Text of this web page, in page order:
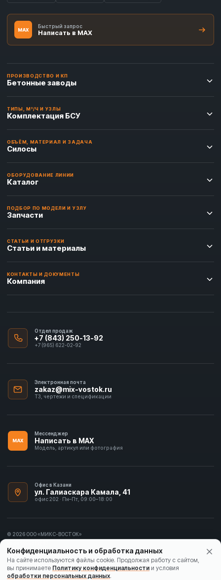
MAX
Быстрый запрос
Написать в MAX
ПРОИЗВОДСТВО И КП
Бетонные заводы
ТИПЫ, М³/Ч И УЗЛЫ
Комплектация БСУ
ОБЪЁМ, МАТЕРИАЛ И ЗАДАЧА
Силосы
ОБОРУДОВАНИЕ ЛИНИИ
Каталог
ПОДБОР ПО МОДЕЛИ И УЗЛУ
Запчасти
СТАТЬИ И ОТГРУЗКИ
Статьи и материалы
КОНТАКТЫ И ДОКУМЕНТЫ
Компания
Отдел продаж
+7 (843) 250-13-92
+7 (965) 622-02-92
Электронная почта
zakaz@mix-vostok.ru
ТЗ, чертежи и спецификации
MAX
Мессенджер
Написать в MAX
Модель, артикул или фотография
Офис в Казани
ул. Галиаскара Камала, 41
офис 202 · Пн–Пт, 09:00–18:00
© 2026 ООО «МИКС-ВОСТОК»
Политика конфиденциальности
Согласие на обработку данных
Конфиденциальность и обработка данных
На сайте используются файлы cookie. Продолжая работу с сайтом,
вы принимаете Политику конфиденциальности и условия
обработки персональных данных.